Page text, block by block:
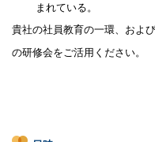
まれている。
貴社の社員教育の一環、およ
の研修会をご活用ください。